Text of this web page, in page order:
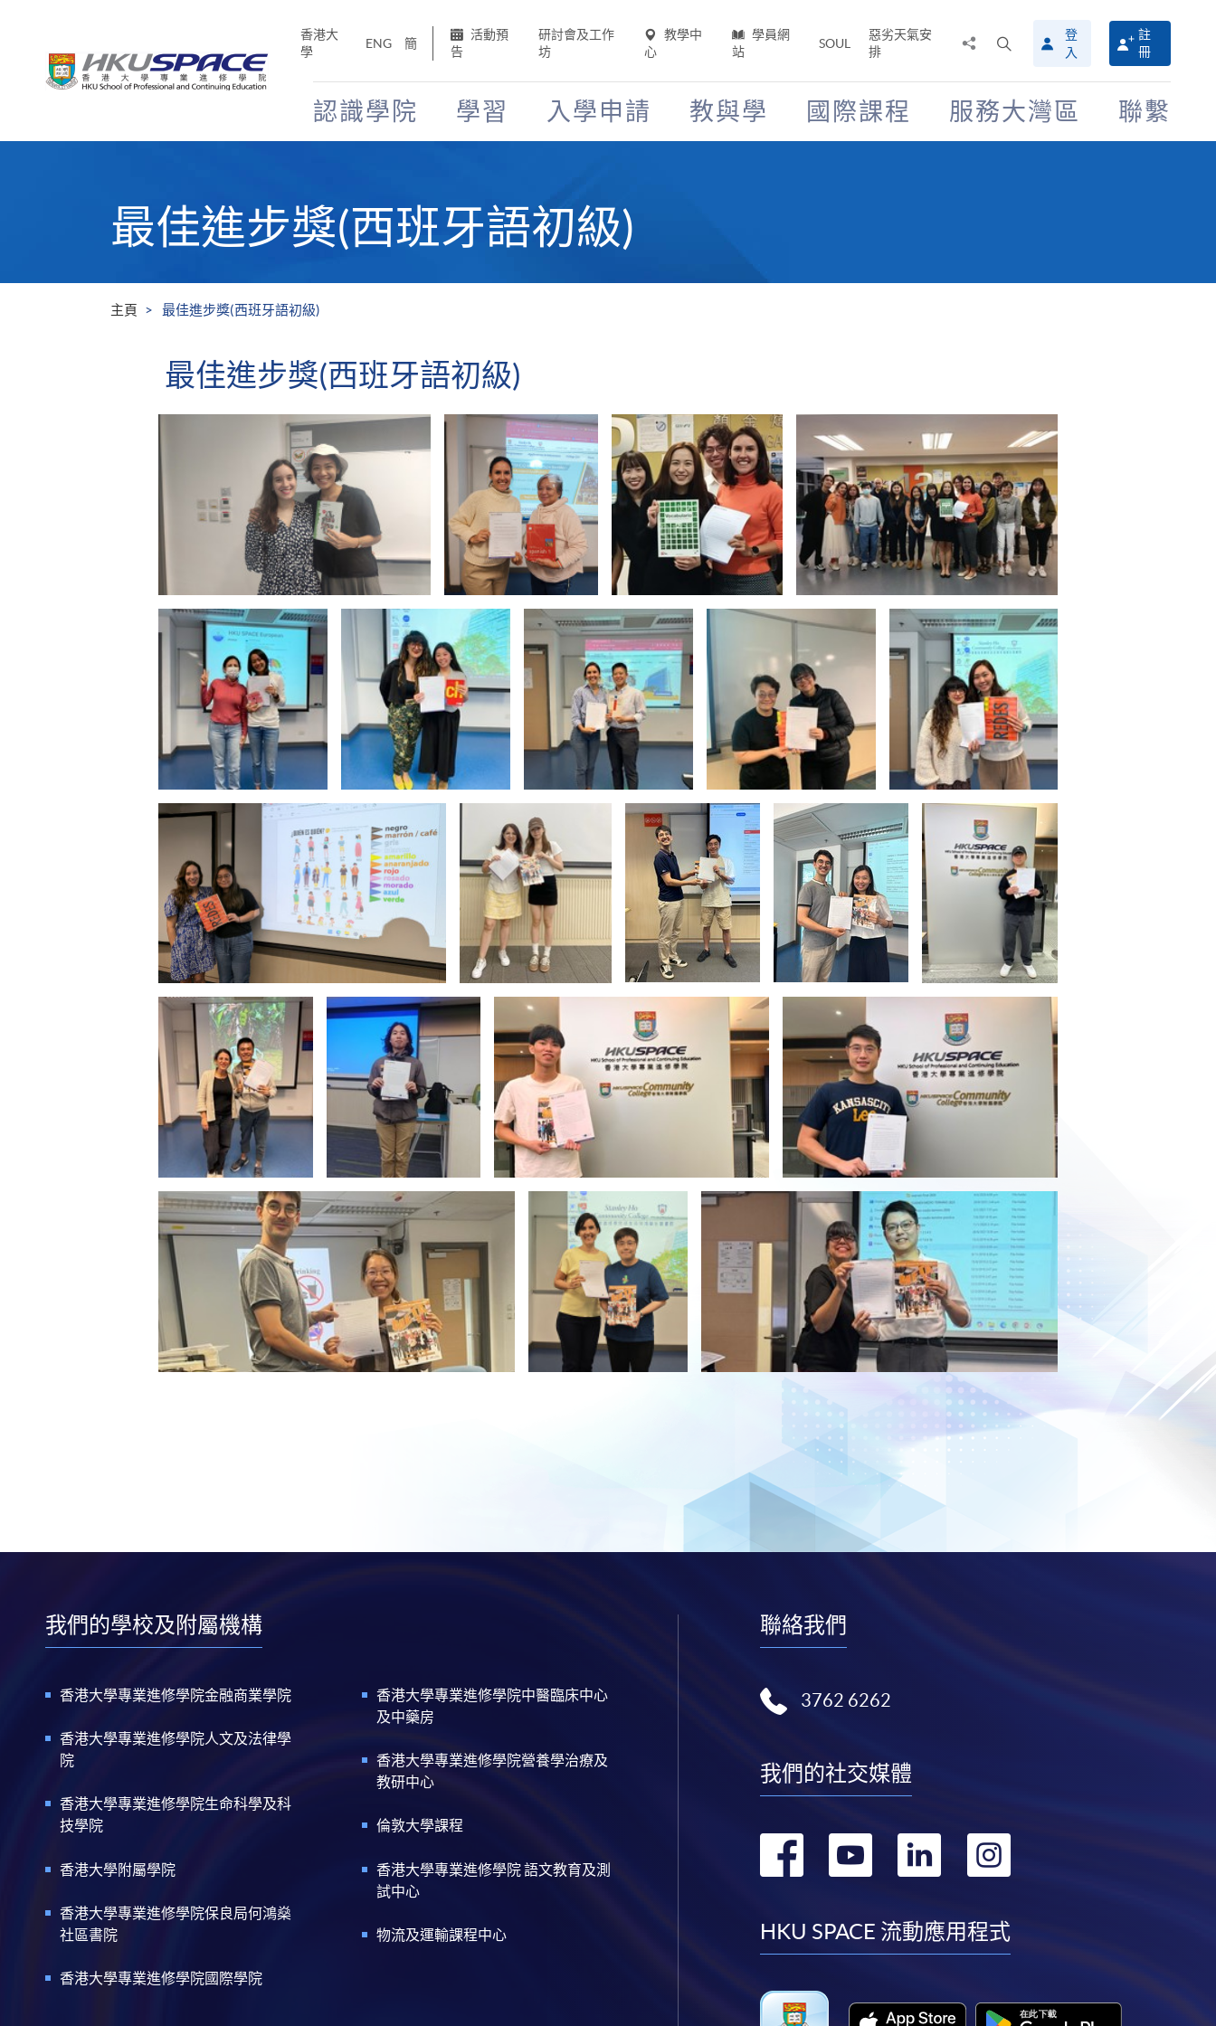
香港大
學
ENG 簡
活動預
告
研討會及工作
坊
教學中
心
學員網
站
SOUL
惡劣天氣安
排
搜
尋
介
面
登
入
註
冊
認識學院 學習 入學申請 教與學 國際課程 服務大灣區 聯繫
最佳進步獎(西班牙語初級)
主頁 最佳進步獎(西班牙語初級)
最佳進步獎(西班牙語初級)
我們的學校及附屬機構
香港大學專業進修學院金融商業學院
香港大學專業進修學院人文及法律學
院
香港大學專業進修學院生命科學及科
技學院
香港大學附屬學院
香港大學專業進修學院保良局何鴻燊
社區書院
香港大學專業進修學院國際學院
香港大學專業進修學院中醫臨床中心
及中藥房
香港大學專業進修學院營養學治療及
教研中心
倫敦大學課程
香港大學專業進修學院 語文教育及測
試中心
物流及運輸課程中心
聯絡我們
3762 6262
我們的社交媒體
轉
facebook
轉
youtube
轉
linkedin
轉
instagram
HKU SPACE 流動應用程式